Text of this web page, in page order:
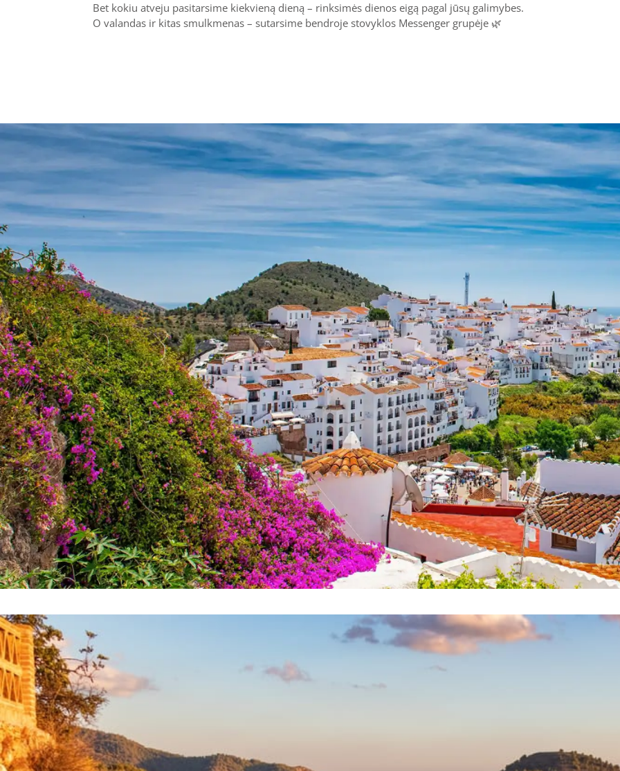
Bet kokiu atveju pasitarsime kiekvieną dieną – rinksimės dienos eigą pagal jūsų galimybes.
O valandas ir kitas smulkmenas – sutarsime bendroje stovyklos Messenger grupėje 🌿